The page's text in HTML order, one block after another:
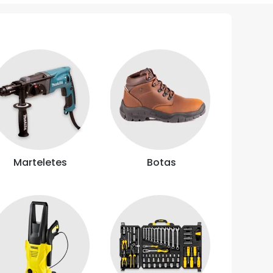
Marteletes Botas